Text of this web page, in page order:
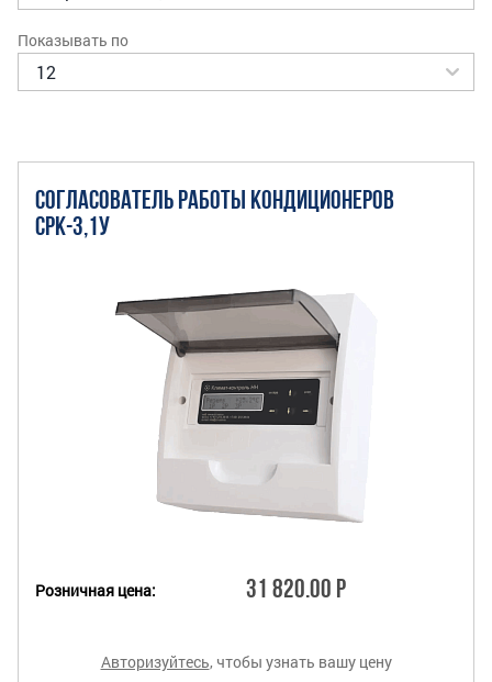
Показывать по
СОГЛАСОВАТЕЛЬ РАБОТЫ КОНДИЦИОНЕРОВ
СРК-3,1У
Розничная цена: 31 820.00 Р
Авторизуйтесь, чтобы узнать вашу цену